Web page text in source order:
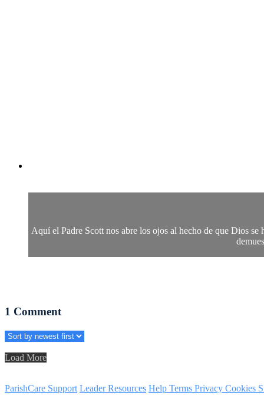
Aquí el Padre Scott nos abre los ojos al hecho de que Dios
1 Comment
Load More
ParishCare Support Leader Resources Help Terms Privacy Cookies